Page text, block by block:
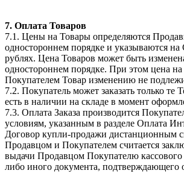
7. Оплата Товаров
7.1. Цены на Товары определяются
одностороннем порядке и указываются на
рублях. Цена Товаров может быть
одностороннем порядке. При этом цена на
Покупателем Товар изменению не
7.2. Покупатель может заказать только те
есть в наличии на складе в момент
7.3. Оплата Заказа производится
условиям, указанным в разделе Оплата
Договор купли-продажи дистанционным
Продавцом и Покупателем считается
выдачи Продавцом Покупателю кассового
либо иного документа, подтверждающего